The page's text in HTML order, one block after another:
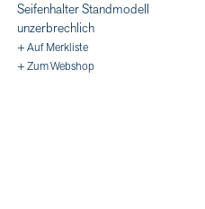
Seifenhalter Standmodell
unzerbrechlich
+ Auf Merkliste
+ Zum Webshop